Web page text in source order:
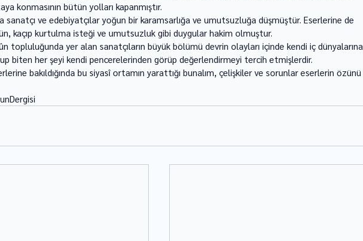
konması­nın bütün yolları kapanmıştır.
sanatçı ve edebiyatçılar yoğun bir karamsarlığa ve umutsuzluğa düşmüştür. Eserlerine de
kaçıp kur­tulma isteği ve umutsuzluk gibi duygular hakim olmuştur.
topluluğunda yer alan sanatçıların büyük bölümü devrin olayları içinde kendi iç dünyalarına
biten her şeyi kendi pencerelerinden görüp değerlendirmeyi tercih etmişlerdir.
bakıldığında bu siyasî ortamın yarattığı bu­nalım, çelişkiler ve sorunlar eserlerin özünü